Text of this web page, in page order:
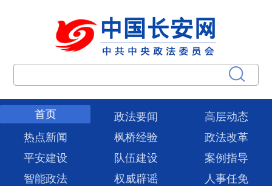
首页 政法要闻
高层动态
热点新闻
枫桥经验
政法改革
平安建设
队伍建设
案例指导
智能政法
权威辟谣
人事任免